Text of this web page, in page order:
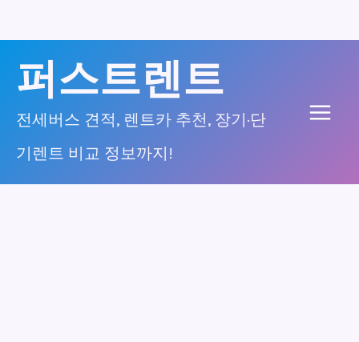
너
퍼스트렌트
전세버스 견적, 렌트카 추천, 장기·단
기렌트 비교 정보까지!